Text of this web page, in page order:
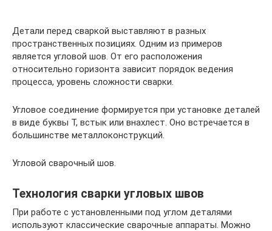
Детали перед сваркой выставляют в разных
пространственных позициях. Одним из примеров
является угловой шов. От его расположения
относительно горизонта зависит порядок ведения
процесса, уровень сложности сварки.
Угловое соединение формируется при установке деталей
в виде буквы Т, встык или внахлест. Оно встречается в
большинстве металлоконструкций.
Угловой сварочный шов.
Технология сварки угловых швов
При работе с установленными под углом деталями
используют классические сварочные аппараты. Можно